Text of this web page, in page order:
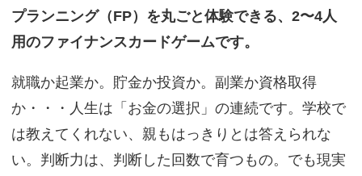
プランニング（FP）を丸ごと体験できる、2〜4人
用のファイナンスカードゲームです。
就職か起業か。貯金か投資か。副業か資格取得
か・・・人生は「お金の選択」の連続です。学校で
は教えてくれない、親もはっきりとは答えられな
い。判断力は、判断した回数で育つもの。でも現実